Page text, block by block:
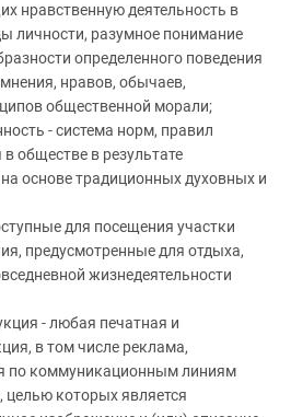
нравственную деятельность в
личности, разумное понимание
определенного поведения
нравов, обычаев,
общественной морали;
- система норм, правил
обществе в результате
основе традиционных духовных и
для посещения участки
предусмотренные для отдыха,
жизнедеятельности
- любая печатная и
в том числе реклама,
по коммуникационным линиям
которых является